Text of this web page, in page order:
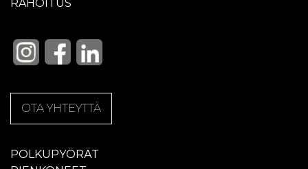
RAHOITUS
OTA YHTEYTTÄ
POLKUPYÖRÄT